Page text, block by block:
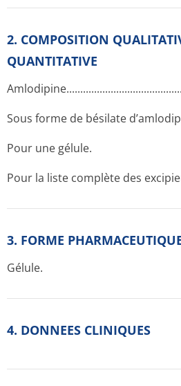
2. COMPOSITION
QUANTITATIVE
Sous forme de bésilate
Pour une gélule.
Pour la liste complète des
3. FORME
Gélule.
4. DONNEES CLINIQUES